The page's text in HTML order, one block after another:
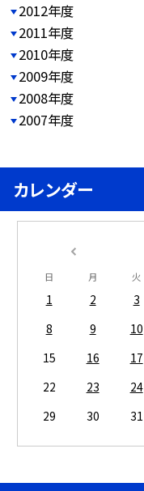
2012年度
2011年度
2010年度
2009年度
2008年度
2007年度
カレンダー
日 月 火
1 2 3
8
9 10
15
16 17
22
23 24
29
30 31